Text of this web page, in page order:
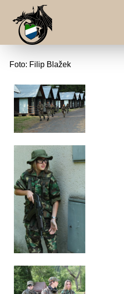
Foto: Filip Blažek